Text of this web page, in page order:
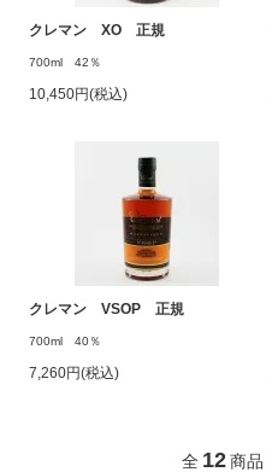
クレマン XO 正規
700ml 42％
10,450円(税込)
クレマン VSOP 正規
700ml 40％
7,260円(税込)
全 12 商品